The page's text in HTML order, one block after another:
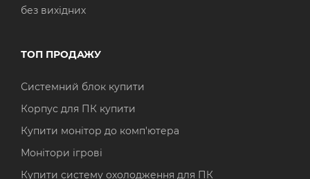
без вихідних
ТОП ПРОДАЖУ
Системний блок купити
Корпус для ПК купити
Купити монітор до комп'ютера
Монітори ігрові
Купити систему охолодження для ПК